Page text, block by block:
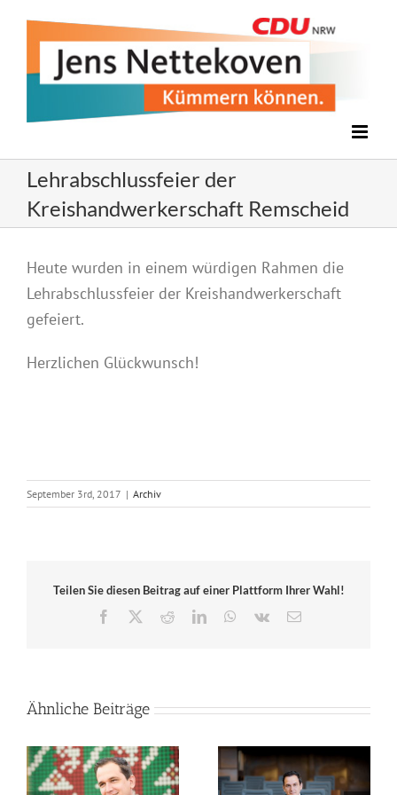
Lehrabschlussfeier der
Kreishandwerkerschaft Remscheid
grösseres
Bild
Heute wurden in einem würdigen Rahmen die
Lehrabschlussfeier der Kreishandwerkerschaft
gefeiert.
Herzlichen Glückwunsch!
September 3rd, 2017 | Archiv
Teilen Sie diesen Beitrag auf einer Plattform Ihrer Wahl!
Facebook
RedditLinkedInWhatsApp
Vk
E-
Ähnliche Beiträge
Mein Statement: